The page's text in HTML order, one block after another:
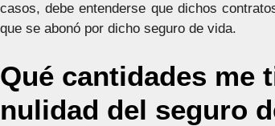
casos, debe entenderse que dichos
que se abonó por dicho seguro de vida.
Qué cantidades me
nulidad del seguro